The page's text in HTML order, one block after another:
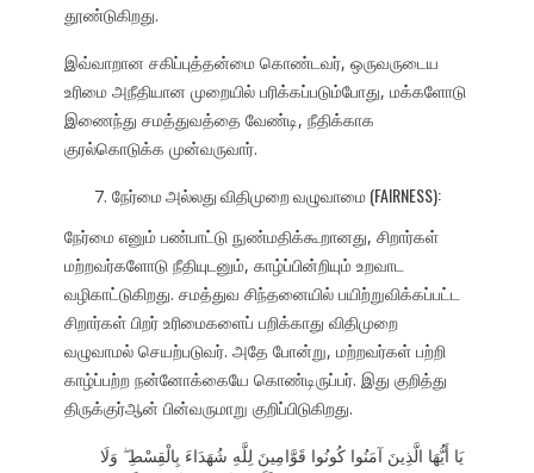
தூண்டுகிறது.
இவ்வாறான சகிப்புத்தன்மை கொண்டவர், ஒருவருடைய
உரிமை அநீதியான முறையில் பரிக்கப்படும்போது, மக்களோடு
இணைந்து சமத்துவத்தை வேண்டி, நீதிக்காக
குரல்கொடுக்க முன்வருவார்.
நேர்மை அல்லது விதிமுறை வழுவாமை (FAIRNESS):
நேர்மை எனும் பண்பாட்டு நுண்மதிக்கூறானது, சிறார்கள்
மற்றவர்களோடு நீதியுடனும், காழ்ப்பின்றியும் உறவாட
வழிகாட்டுகிறது. சமத்துவ சிந்தனையில் பயிற்றுவிக்கப்பட்ட
சிறார்கள் பிறர் உரிமைகளைப் பறிக்காது விதிமுறை
வழுவாமல் செயற்படுவர். அதே போன்று, மற்றவர்கள் பற்றி
காழ்ப்பற்ற நன்னோக்கையே கொண்டிருப்பர். இது குறித்து
திருக்குர்ஆன் பின்வருமாறு குறிப்பிடுகிறது.
يَا أَيُّهَا الَّذِينَ آمَنُوا كُونُوا قَوَّامِينَ لِلَّهِ شُهَدَاءَ بِالْقِسْطِ ۖ وَلَا